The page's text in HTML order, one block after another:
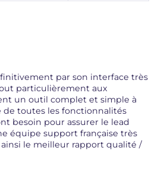
par son interface très
particulièrement aux
un outil complet et simple à
de toutes les fonctionnalités
besoin pour assurer le lead
équipe support française très
le meilleur rapport qualité /